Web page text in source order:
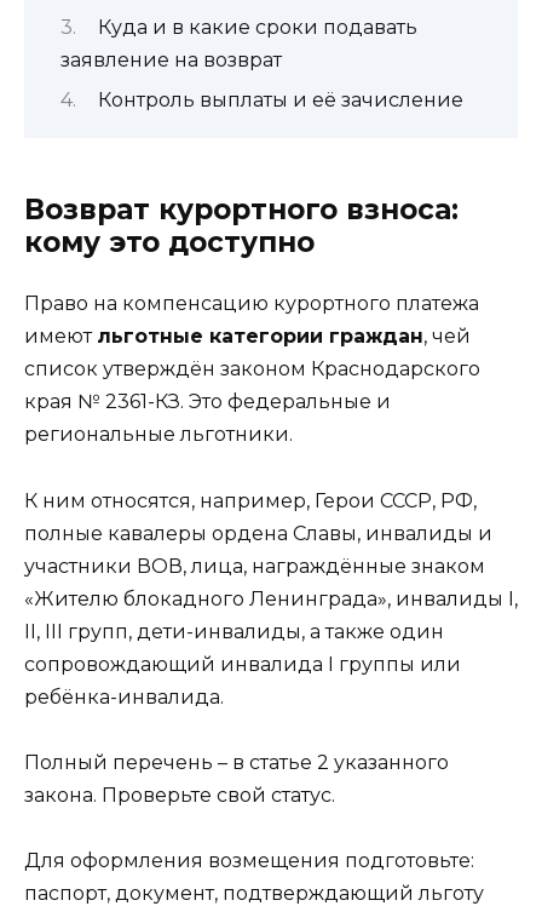
Куда и в какие сроки подавать
заявление на возврат
Контроль выплаты и её зачисление
Возврат курортного взноса:
кому это доступно
Право на компенсацию курортного платежа
имеют льготные категории граждан, чей
список утверждён законом Краснодарского
края № 2361-КЗ. Это федеральные и
региональные льготники.
К ним относятся, например, Герои СССР, РФ,
полные кавалеры ордена Славы, инвалиды и
участники ВОВ, лица, награждённые знаком
«Жителю блокадного Ленинграда», инвалиды I,
II, III групп, дети-инвалиды, а также один
сопровождающий инвалида I группы или
ребёнка-инвалида.
Полный перечень – в статье 2 указанного
закона. Проверьте свой статус.
Для оформления возмещения подготовьте:
паспорт, документ, подтверждающий льготу